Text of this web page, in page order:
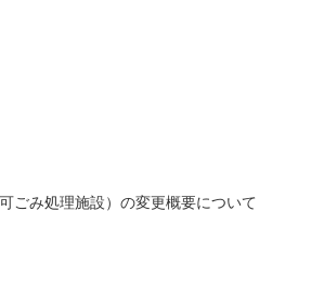
み処理施設）の変更概要について